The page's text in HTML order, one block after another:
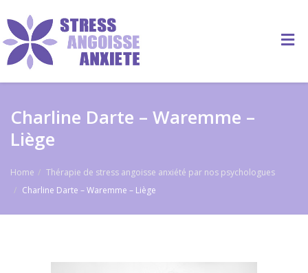
Charline Darte – Waremme –
Liège
Home
Thérapie de stress angoisse anxiété par nos psychologues
Charline Darte – Waremme – Liège